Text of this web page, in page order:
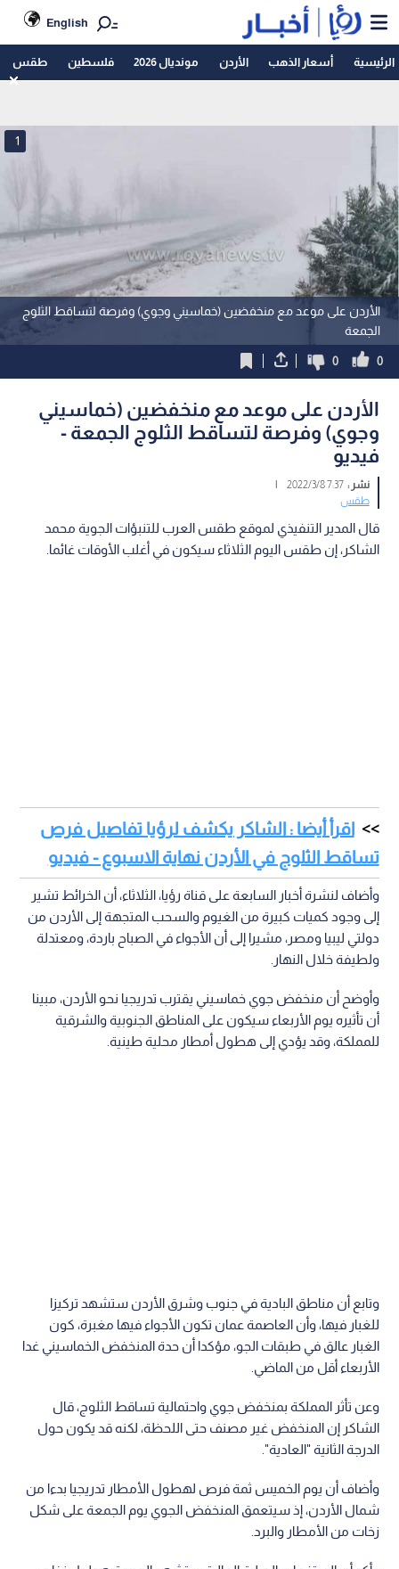
English
الرئيسية أسعار الذهب الأردن مونديال 2026 فلسطين طقس
الأردن على موعد مع منخفضين (خماسيني وجوي) وفرصة لتساقط الثلوج
الجمعة
1
0
0
الأردن على موعد مع منخفضين (خماسيني
وجوي) وفرصة لتساقط الثلوج الجمعة -
فيديو
نشر :7:37 2022/3/8
|
طقس
قال المدير التنفيذي لموقع طقس العرب للتنبؤات الجوية محمد
الشاكر، إن طقس اليوم الثلاثاء سيكون في أغلب الأوقات غائما.
اقرأ أيضا : الشاكر يكشف لرؤيا تفاصيل فرص
تساقط الثلوج في الأردن نهاية الاسبوع - فيديو
وأضاف لنشرة أخبار السابعة على قناة رؤيا، الثلاثاء، أن الخرائط تشير
إلى وجود كميات كبيرة من الغيوم والسحب المتجهة إلى الأردن من
دولتي ليبيا ومصر، مشيرا إلى أن الأجواء في الصباح باردة، ومعتدلة
ولطيفة خلال النهار.
وأوضح أن منخفض جوي خماسيني يقترب تدريجيا نحو الأردن، مبينا
أن تأثيره يوم الأربعاء سيكون على المناطق الجنوبية والشرقية
للمملكة، وقد يؤدي إلى هطول أمطار محلية طينية.
وتابع أن مناطق البادية في جنوب وشرق الأردن ستشهد تركيزا
للغبار فيها، وأن العاصمة عمان تكون الأجواء فيها مغبرة، كون
الغبار عالق في طبقات الجو، مؤكدا أن حدة المنخفض الخماسيني غدا
الأربعاء أقل من الماضي.
وعن تأثر المملكة بمنخفض جوي واحتمالية تساقط الثلوج، قال
الشاكر إن المنخفض غير مصنف حتى اللحظة، لكنه قد يكون حول
الدرجة الثانية "العادية".
وأضاف أن يوم الخميس ثمة فرص لهطول الأمطار تدريجيا بدءا من
شمال الأردن، إذ سيتعمق المنخفض الجوي يوم الجمعة على شكل
زخات من الأمطار والبرد.